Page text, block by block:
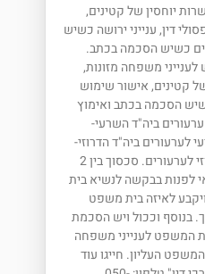
יוחסין של קטינים,
דין, ענייני ירושה כשיש
כשיש הסכמה בכתב.
משפחה מזונות,
קטינים, אישור שימוש
הסכמה בכתב ואימוץ
ביה"ד השרעי-
לערעורים ביה"ד הדרוזי-
הערעור יוגש לבית הדין הדרוזי לערעורים. סכסוך בין 2
לפנות בבקשה לנשיא בית
לאיזה בית משפט
בנוסף וככול ויש הסכמת
המשפט לענייני משפחה
העליון. חייגו עוד